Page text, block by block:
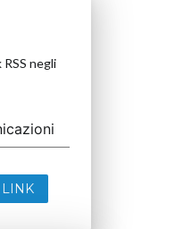
negli